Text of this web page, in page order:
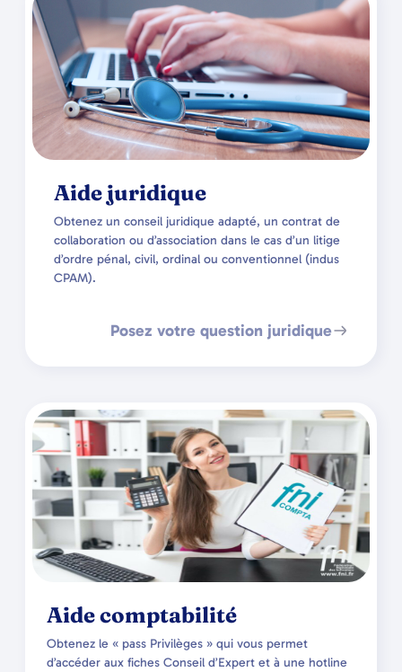
Aide juridique
Obtenez un conseil juridique adapté, un contrat de
collaboration ou d’association dans le cas d’un litige
d’ordre pénal, civil, ordinal ou conventionnel (indus
CPAM).
Posez votre question juridique
Aide comptabilité
Obtenez le « pass Privilèges » qui vous permet
d’accéder aux fiches Conseil d’Expert et à une hotline